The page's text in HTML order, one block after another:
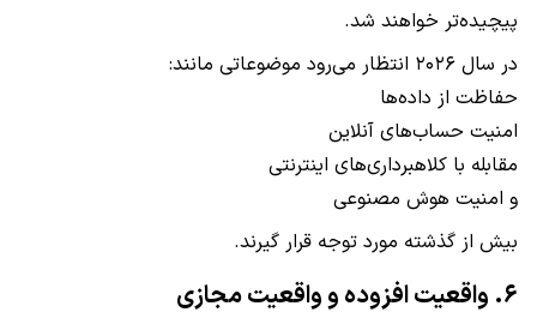
پیچیده‌تر خواهند شد.
در سال ۲۰۲۶ انتظار می‌رود موضوعاتی مانند:
حفاظت از داده‌ها
امنیت حساب‌های آنلاین
مقابله با کلاهبرداری‌های اینترنتی
و امنیت هوش مصنوعی
بیش از گذشته مورد توجه قرار گیرند.
۶. واقعیت افزوده و واقعیت مجازی